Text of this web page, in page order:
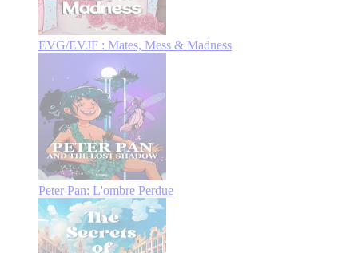
EVG/EVJF : Mates, Mess & Madness
Peter Pan: L'ombre Perdue